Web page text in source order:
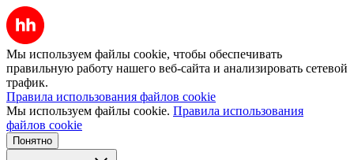
Мы используем файлы cookie, чтобы обеспечивать
правильную работу нашего веб-сайта и анализировать сетевой
трафик.
Правила использования файлов cookie
Мы используем файлы cookie. Правила использования
файлов cookie
Понятно